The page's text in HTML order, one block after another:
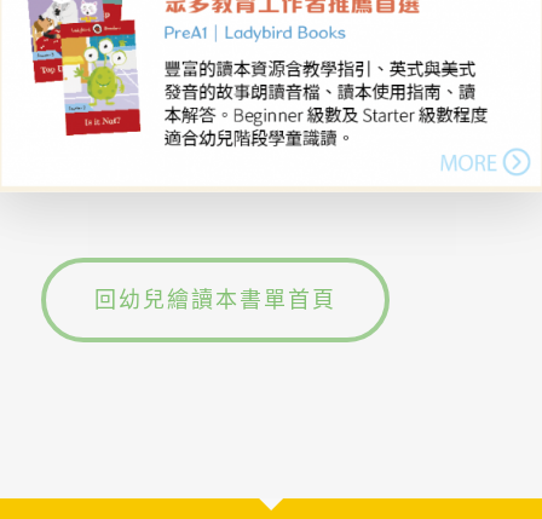
回幼兒繪讀本書單首頁